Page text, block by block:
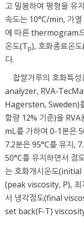
고 밀봉하여 평형을 유
속도는 10°C/min, 가
에 따른 thermogram
온도(Tp), 호화종료온
다.
찹쌀가루의 호화특
analyzer, RVA-
Hagersten, Sweden)
함량 12% 기준)을
mL를 가하여 0-1분은
7.2분은 95°C를 유지,
50°C를 유지하면서 점
는 호화개시온도
(peak viscosity, P),
서 냉각점도(final
set back(F-T)